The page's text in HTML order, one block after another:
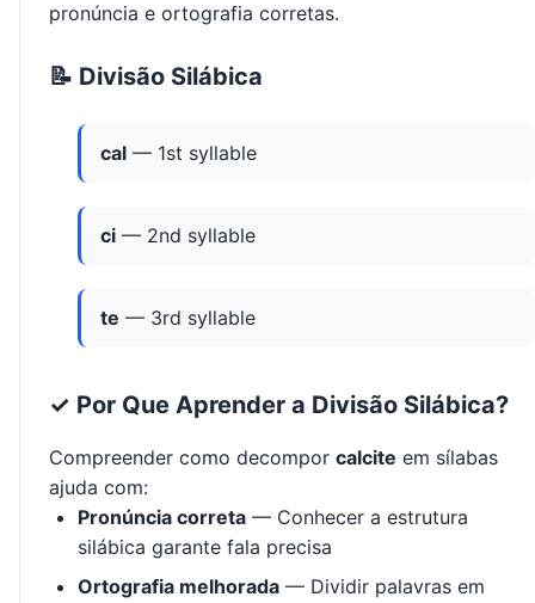
pronúncia e ortografia corretas.
📝 Divisão Silábica
cal — 1st syllable
ci — 2nd syllable
te — 3rd syllable
✓ Por Que Aprender a Divisão Silábica?
Compreender como decompor calcite em sílabas
ajuda com:
Pronúncia correta — Conhecer a estrutura
silábica garante fala precisa
Ortografia melhorada — Dividir palavras em